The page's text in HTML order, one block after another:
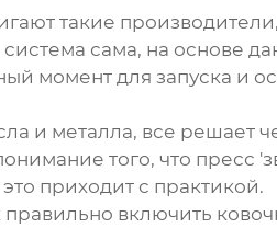
такие
сама, на основе
момент для запуска и
и металла, все решает
того, что пресс
приходит с практикой.
правильно включить